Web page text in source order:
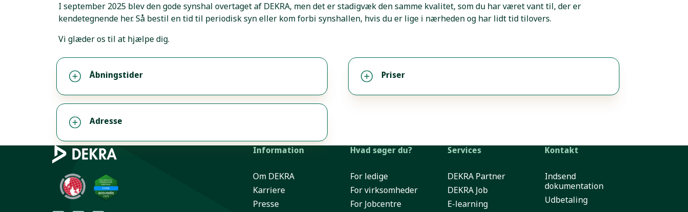
I september 2025 blev den gode synshal overtaget af DEKRA, men det er stadigvæk den samme kvalitet, som du har været vant til, der er
kendetegnende her. Så bestil en tid til periodisk syn eller kom forbi synshallen, hvis du er lige i nærheden og har lidt tid tilovers.
Vi glæder os til at hjælpe dig.
Åbningstider Priser
Adresse
Information
Om DEKRA
Karriere
Presse
Hvad søger du?
For ledige
For virksomheder
For Jobcentre
Services
DEKRA Partner
DEKRA Job
E-learning
Kontakt
Indsend
dokumentation
Udbetaling